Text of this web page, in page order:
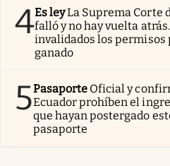
4Es leyLa Suprema Corte
falló y no hay vuelta
invalidados los permisos
ganado
5Pasaporte Oficial y
Ecuador prohíben el
que hayan postergado
pasaporte